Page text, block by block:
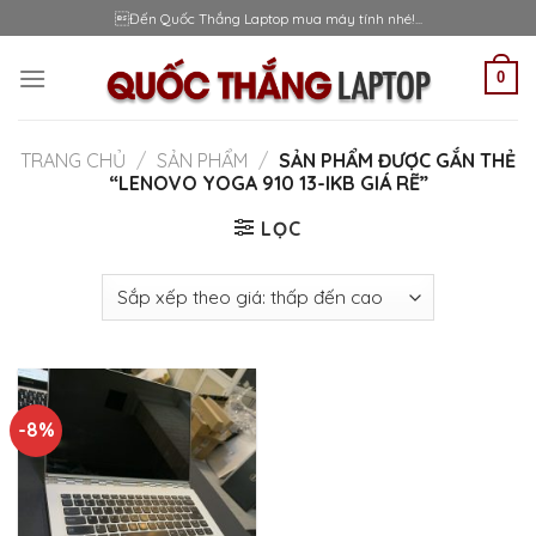
to
content
Đến Quốc Thắng Laptop mua máy tính nhé!...
0
TRANG CHỦ / SẢN PHẨM / SẢN PHẨM ĐƯỢC GẮN THẺ
“LENOVO YOGA 910 13-IKB GIÁ RẼ”
LỌC
-8%